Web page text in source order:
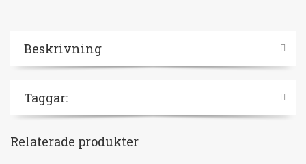
Beskrivning
Taggar:
Relaterade produkter